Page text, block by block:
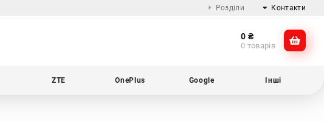
Розділи Контакти
@dikocase
0 ₴
0 товарів
ZTE OnePlus Google Інші